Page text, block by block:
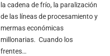
la cadena de frío, la paralización
de las líneas de procesamiento y
mermas económicas
millonarias. Cuando los
frentes…